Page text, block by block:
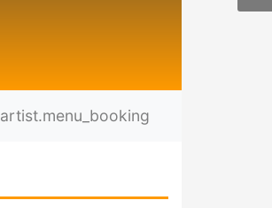
artist.menu_booking